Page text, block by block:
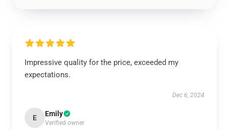
Impressive quality for the price, exceeded my
expectations.
Dec 6, 2024
E Emily
Verified owner